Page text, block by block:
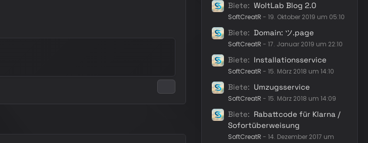
Biete WoltLab Blog 2.0
SoftCreatR - 19. Oktober 2019 um 05:10
Biete Domain: ツ.page
SoftCreatR - 17. Januar 2019 um 22:10
Biete Installationsservice
SoftCreatR - 15. März 2018 um 14:10
Biete Umzugsservice
SoftCreatR - 15. März 2018 um 14:09
Biete
Rabattcode für Klarna /
Sofortüberweisung
SoftCreatR - 14. Dezember 2017 um